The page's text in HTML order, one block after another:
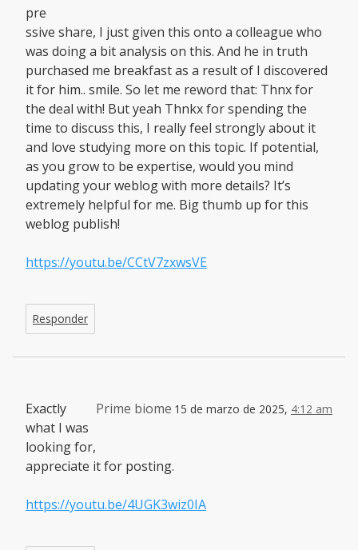
pre
ssive share, I just given this onto a colleague who
was doing a bit analysis on this. And he in truth
purchased me breakfast as a result of I discovered
it for him.. smile. So let me reword that: Thnx for
the deal with! But yeah Thnkx for spending the
time to discuss this, I really feel strongly about it
and love studying more on this topic. If potential,
as you grow to be expertise, would you mind
updating your weblog with more details? It’s
extremely helpful for me. Big thumb up for this
weblog publish!
https://youtu.be/CCtV7zxwsVE
Responder
Prime biome 15 de marzo de 2025, 4:12 am
Exactly
what I was
looking for,
appreciate it for posting.
https://youtu.be/4UGK3wiz0IA